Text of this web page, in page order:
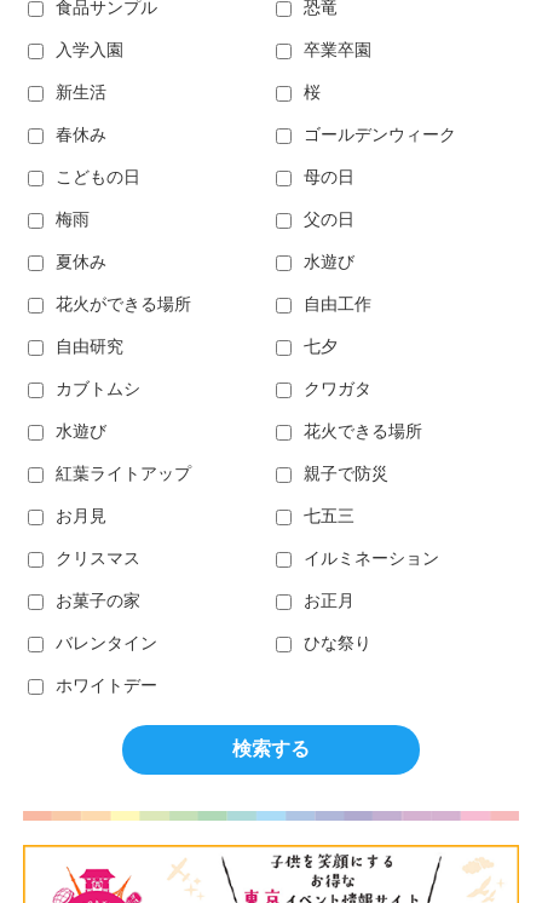
食品サンプル 恐竜
入学入園 卒業卒園
新生活 桜
春休み ゴールデンウィーク
こどもの日 母の日
梅雨 父の日
夏休み 水遊び
花火ができる場所 自由工作
自由研究 七夕
カブトムシ クワガタ
水遊び 花火できる場所
紅葉ライトアップ 親子で防災
お月見 七五三
クリスマス イルミネーション
お菓子の家 お正月
バレンタイン ひな祭り
ホワイトデー